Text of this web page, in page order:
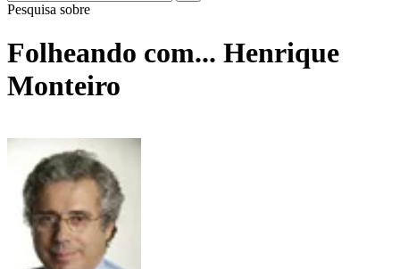
Pesquisa sobre
Folheando com... Henrique
Monteiro